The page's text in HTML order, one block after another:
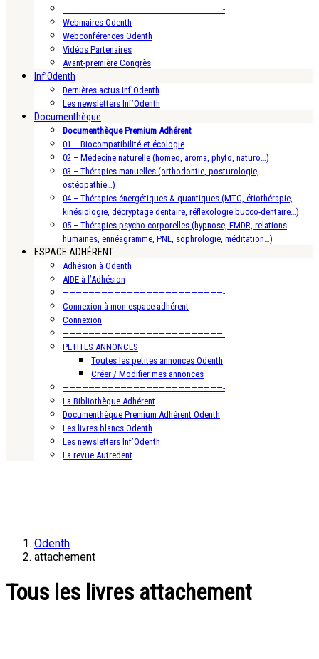
—————————————————————————-
Webinaires Odenth
Webconférences Odenth
Vidéos Partenaires
Avant-première Congrès
Inf’Odenth
Dernières actus Inf’Odenth
Les newsletters Inf’Odenth
Documenthèque
Documenthèque Premium Adhérent
01 – Biocompatibilité et écologie
02 – Médecine naturelle (homeo, aroma, phyto, naturo…)
03 – Thérapies manuelles (orthodontie, posturologie,
ostéopathie…)
04 – Thérapies énergétiques & quantiques (MTC, étiothérapie,
kinésiologie, décryptage dentaire, réflexologie bucco-dentaire…)
05 – Thérapies psycho-corporelles (hypnose, EMDR, relations
humaines, ennéagramme, PNL, sophrologie, méditation…)
ESPACE ADHÉRENT
Adhésion à Odenth
AIDE à l’Adhésion
—————————————————————————-
Connexion à mon espace adhérent
Connexion
—————————————————————————-
PETITES ANNONCES
Toutes les petites annonces Odenth
Créer / Modifier mes annonces
—————————————————————————-
La Bibliothèque Adhérent
Documenthèque Premium Adhérent Odenth
Les livres blancs Odenth
Les newsletters Inf’Odenth
La revue Autredent
Odenth
attachement
Tous les livres attachement